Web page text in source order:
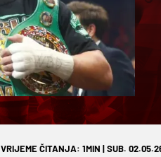
VRIJEME ČITANJA: 1MIN | SUB.